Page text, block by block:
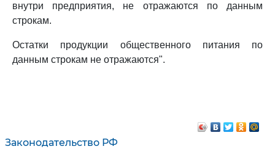
Законодательство РФ
внутри предприятия, не отражаются по данным
строкам.
Остатки продукции общественного питания по
данным строкам не отражаются".